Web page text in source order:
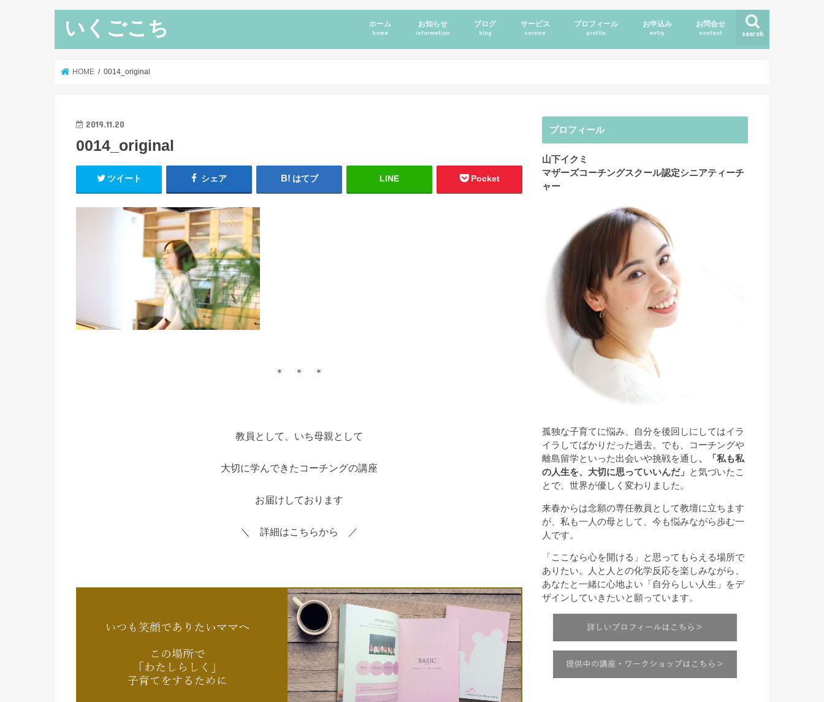
いくごこち search
ホーム
home
お知らせ
information
ブログ
blog
サービス
service
プロフィール
profile
お申込み
entry
お問合せ
contact
HOME 0014_original
2019.11.20
0014_original
ツイート シェア はてブ LINE Pocket
＊ ＊ ＊
教員として、いち母親として
大切に学んできたコーチングの講座
お届けしております
＼ 詳細はこちらから ／
プロフィール
山下イクミ
マザーズコーチングスクール認定シニアティーチ
ャー
孤独な子育てに悩み、自分を後回しにしてはイラ
イラしてばかりだった過去。でも、コーチングや
離島留学といった出会いや挑戦を通し、「私も私
の人生を、大切に思っていいんだ」
と気づいたこ
とで、世界が優しく変わりました。
来春からは念願の専任教員として教壇に立ちます
が、私も一人の母として、今も悩みながら歩む一
人です。
「ここなら心を開ける」と思ってもらえる場所で
ありたい。人と人との化学反応を楽しみながら、
あなたと一緒に心地よい「自分らしい人生」をデ
ザインしていきたいと願っています。